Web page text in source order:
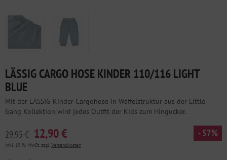
LÄSSIG CARGO HOSE KINDER 110/116 LIGHT
BLUE
Mit der LÄSSIG Kinder Cargohose in Waffelstruktur aus der Little
Gang Kollektion wird jedes Outfit der Kids zum Hingucker.
29,95 € 12,90 € - 57%
inkl. 19 % MwSt. zzgl. Versandkosten